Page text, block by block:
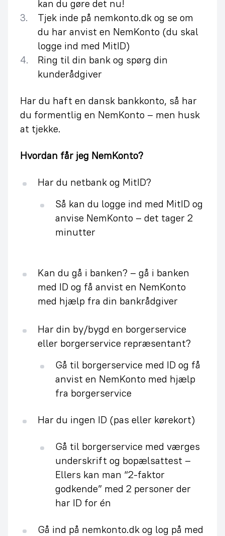
kan du gøre det nu!
Tjek inde på nemkonto.dk og se om
du har anvist en NemKonto (du skal
logge ind med MitID)
Ring til din bank og spørg din
kunderådgiver
Har du haft en dansk bankkonto, så har
du formentlig en NemKonto – men husk
at tjekke.
Hvordan får jeg NemKonto?
Har du netbank og MitID?
Så kan du logge ind med MitID og
anvise NemKonto – det tager 2
minutter
Kan du gå i banken? – gå i banken
med ID og få anvist en NemKonto
med hjælp fra din bankrådgiver
Har din by/bygd en borgerservice
eller borgerservice repræsentant?
Gå til borgerservice med ID og få
anvist en NemKonto med hjælp
fra borgerservice
Har du ingen ID (pas eller kørekort)
Gå til borgerservice med værges
underskrift og bopælsattest –
Ellers kan man “2-faktor
godkende” med 2 personer der
har ID for én
Gå ind på nemkonto.dk og log på med